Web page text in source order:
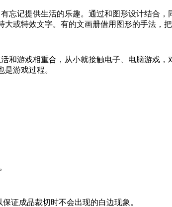
记提供生活的乐趣。通过和图形设计结合，
或特效文字。有的文画册借用图形的手法，把
游戏相重合，从小就接触电子、电脑游戏，
游戏过程。
成品裁切时不会出现的白边现象。